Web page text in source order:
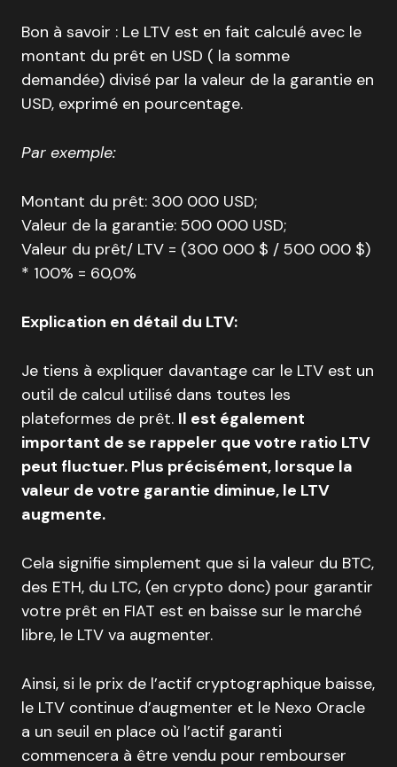
Bon à savoir : Le LTV est en fait calculé avec le
montant du prêt en USD ( la somme
demandée) divisé par la valeur de la garantie en
USD, exprimé en pourcentage.
Par exemple:
Montant du prêt: 300 000 USD;
Valeur de la garantie: 500 000 USD;
Valeur du prêt/ LTV = (300 000 $ / 500 000 $)
* 100% = 60,0%
Explication en détail du LTV:
Je tiens à expliquer davantage car le LTV est un
outil de calcul utilisé dans toutes les
plateformes de prêt. Il est également
important de se rappeler que votre ratio LTV
peut fluctuer. Plus précisément, lorsque la
valeur de votre garantie diminue, le LTV
augmente.
Cela signifie simplement que si la valeur du BTC,
des ETH, du LTC, (en crypto donc) pour garantir
votre prêt en FIAT est en baisse sur le marché
libre, le LTV va augmenter.
Ainsi, si le prix de l’actif cryptographique baisse,
le LTV continue d’augmenter et le Nexo Oracle
a un seuil en place où l’actif garanti
commencera à être vendu pour rembourser